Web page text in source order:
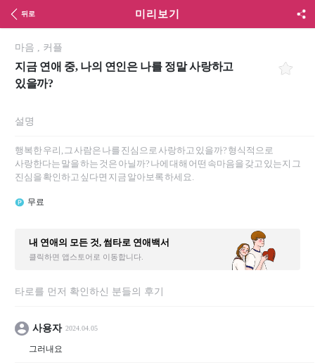
뒤로 미리보기
마음 , 커플
지금 연애 중, 나의 연인은 나를 정말 사랑하고
있을까?
설명
행복한 우리, 그 사람은 나를 진심으로 사랑하고 있을까? 형식적으로
사랑한다는 말을 하는 것은 아닐까? 나에 대해 어떤 속마음을 갖고 있는지 그
진심을 확인하고 싶다면 지금 알아보록 하세요.
무료
내 연애의 모든 것, 썸타로 연애백서
클릭하면 앱스토어로 이동합니다.
타로를 먼저 확인하신 분들의 후기
사용자 2024.04.05
그러내요